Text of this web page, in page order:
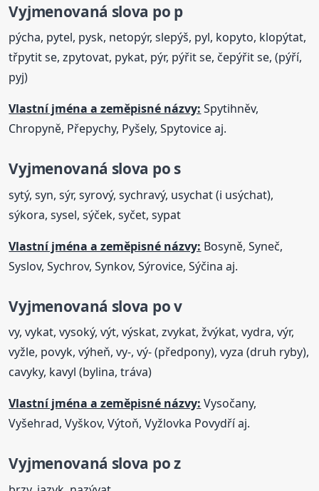
Vyjmenovaná slova po p
pýcha, pytel, pysk, netopýr, slepýš, pyl, kopyto, klopýtat,
třpytit se, zpytovat, pykat, pýr, pýřit se, čepýřit se, (pýří,
pyj)
Vlastní jména a zeměpisné názvy: Spytihněv,
Chropyně, Přepychy, Pyšely, Spytovice aj.
Vyjmenovaná slova po s
sytý, syn, sýr, syrový, sychravý, usychat (i usýchat),
sýkora, sysel, sýček, syčet, sypat
Vlastní jména a zeměpisné názvy: Bosyně, Syneč,
Syslov, Sychrov, Synkov, Sýrovice, Sýčina aj.
Vyjmenovaná slova po v
vy, vykat, vysoký, výt, výskat, zvykat, žvýkat, vydra, výr,
vyžle, povyk, výheň, vy-, vý- (předpony), vyza (druh ryby),
cavyky, kavyl (bylina, tráva)
Vlastní jména a zeměpisné názvy: Vysočany,
Vyšehrad, Vyškov, Výtoň, Vyžlovka Povydří aj.
Vyjmenovaná slova po z